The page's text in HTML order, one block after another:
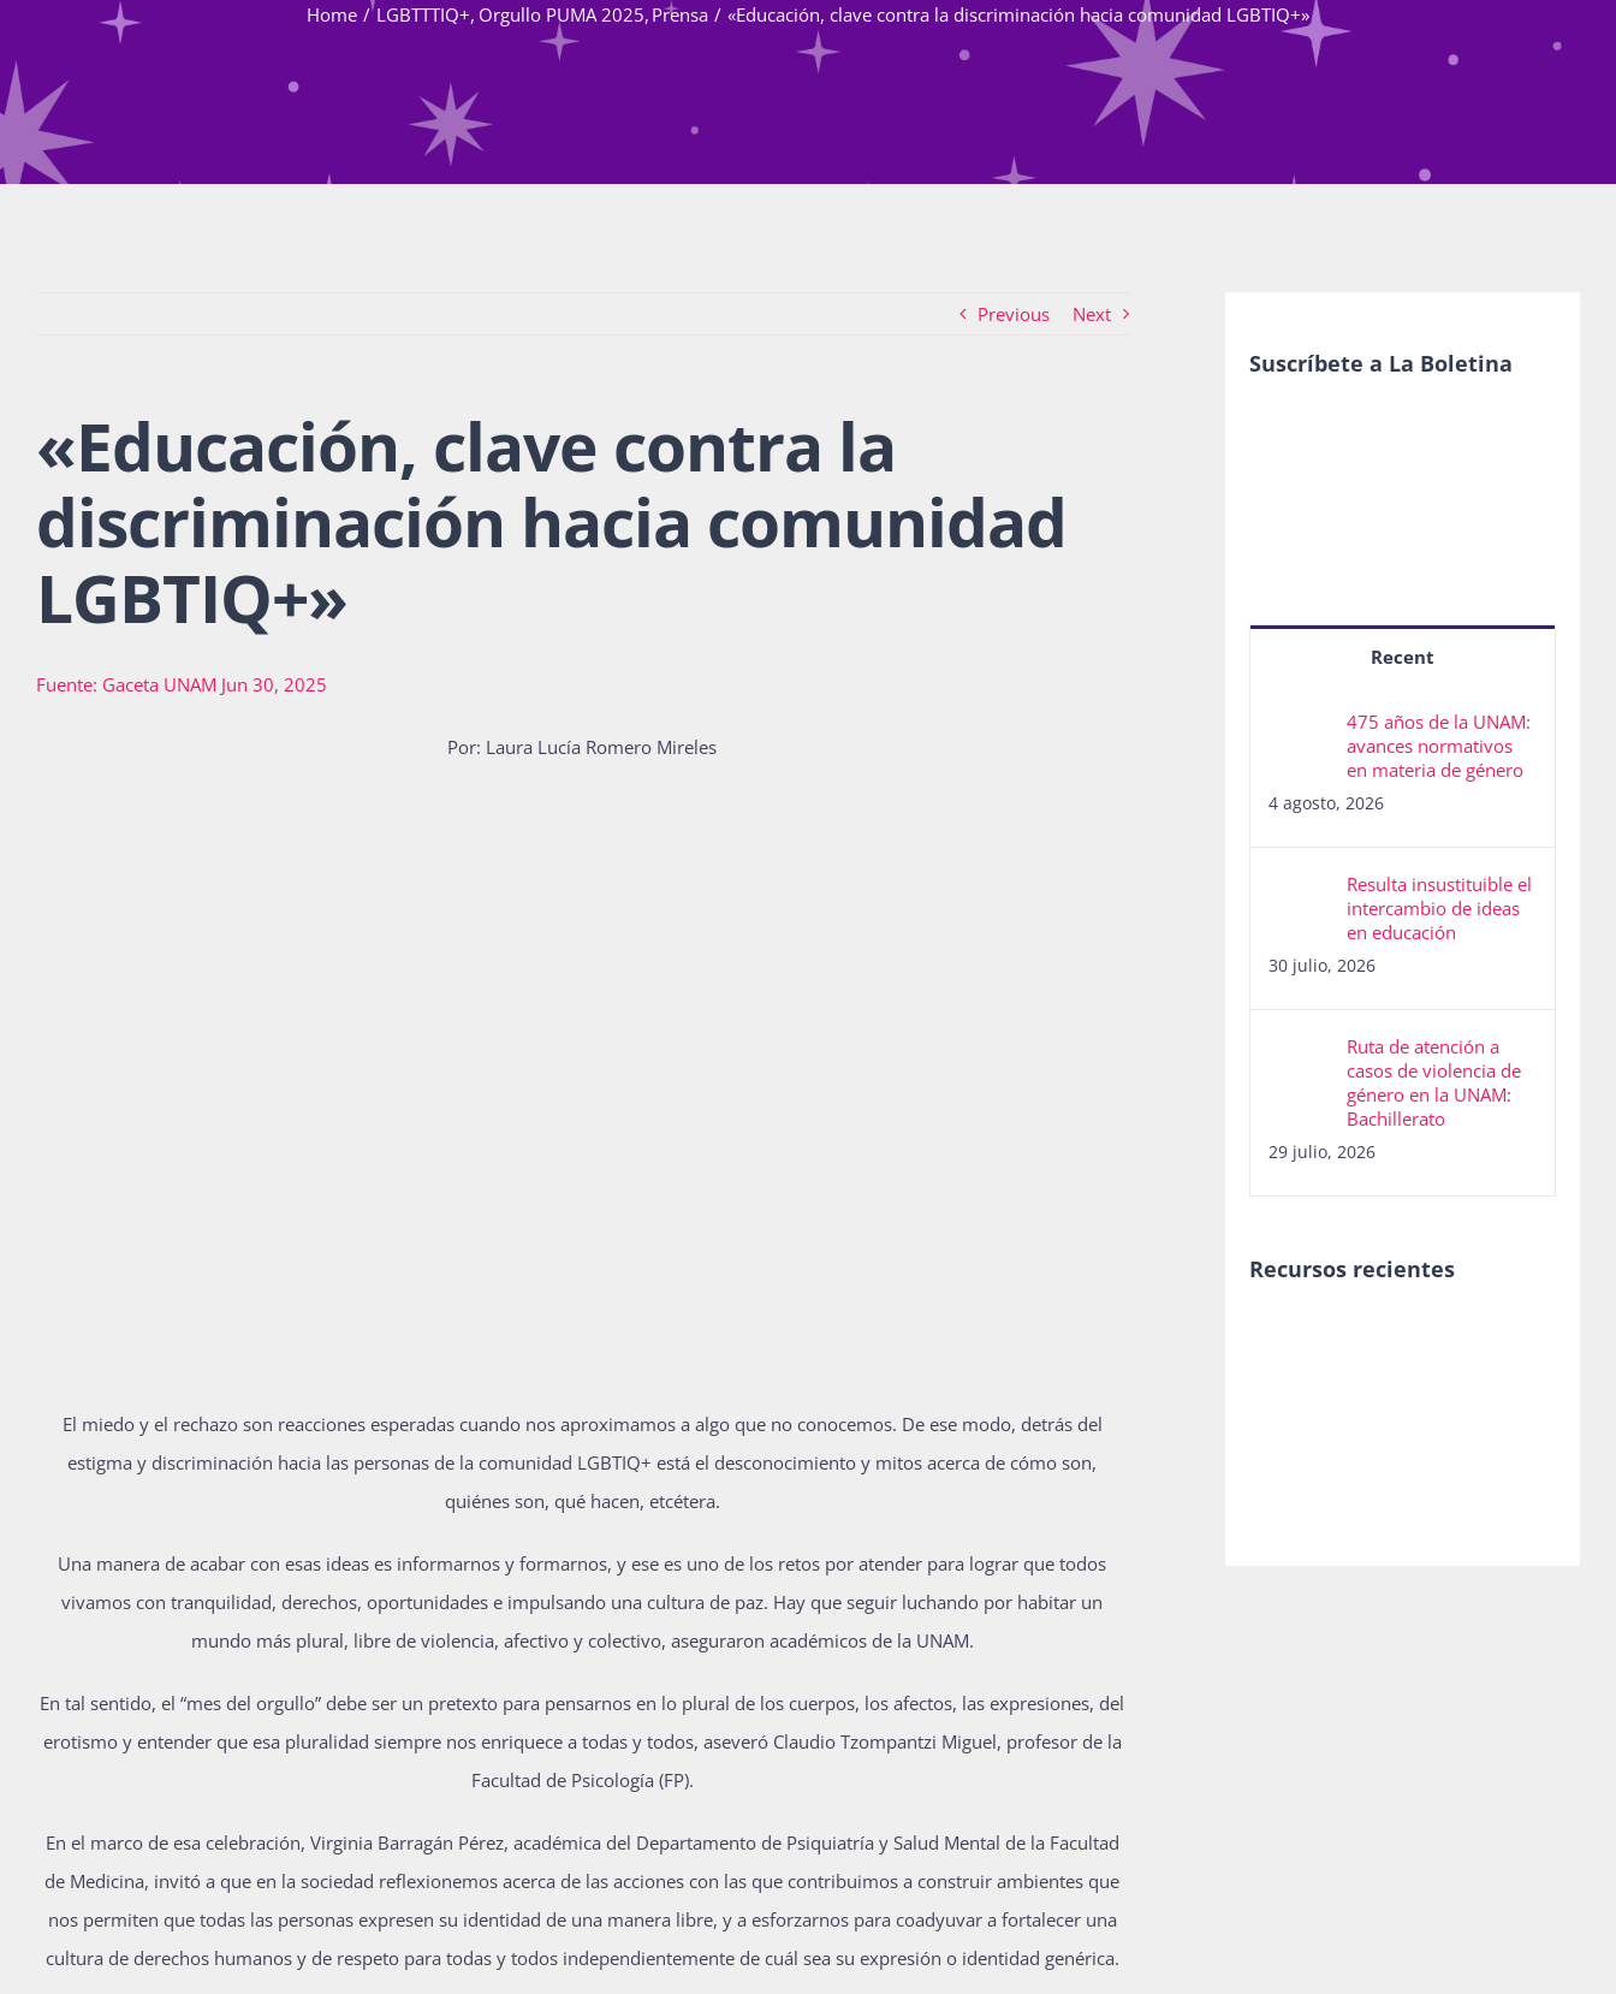
Home LGBTTTIQ+ Orgullo PUMA 2025 Prensa «Educación, clave contra la discriminación hacia comunidad LGBTIQ+»
Previous Next
«Educación, clave contra la
discriminación hacia comunidad
LGBTIQ+»
Fuente: Gaceta UNAM Jun 30, 2025
Por: Laura Lucía Romero Mireles
El miedo y el rechazo son reacciones esperadas cuando nos aproximamos a algo que no conocemos. De ese modo, detrás del
estigma y discriminación hacia las personas de la comunidad LGBTIQ+ está el desconocimiento y mitos acerca de cómo son,
quiénes son, qué hacen, etcétera.
Una manera de acabar con esas ideas es informarnos y formarnos, y ese es uno de los retos por atender para lograr que todos
vivamos con tranquilidad, derechos, oportunidades e impulsando una cultura de paz. Hay que seguir luchando por habitar un
mundo más plural, libre de violencia, afectivo y colectivo, aseguraron académicos de la UNAM.
En tal sentido, el “mes del orgullo” debe ser un pretexto para pensarnos en lo plural de los cuerpos, los afectos, las expresiones, del
erotismo y entender que esa pluralidad siempre nos enriquece a todas y todos, aseveró Claudio Tzompantzi Miguel, profesor de la
Facultad de Psicología (FP).
En el marco de esa celebración, Virginia Barragán Pérez, académica del Departamento de Psiquiatría y Salud Mental de la Facultad
de Medicina, invitó a que en la sociedad reflexionemos acerca de las acciones con las que contribuimos a construir ambientes que
nos permiten que todas las personas expresen su identidad de una manera libre, y a esforzarnos para coadyuvar a fortalecer una
cultura de derechos humanos y de respeto para todas y todos independientemente de cuál sea su expresión o identidad genérica.
Suscríbete a La Boletina
Recent
475 años de la UNAM:
avances normativos
en materia de género
4 agosto, 2026
Resulta insustituible el
intercambio de ideas
en educación
30 julio, 2026
Ruta de atención a
casos de violencia de
género en la UNAM:
Bachillerato
29 julio, 2026
Recursos recientes